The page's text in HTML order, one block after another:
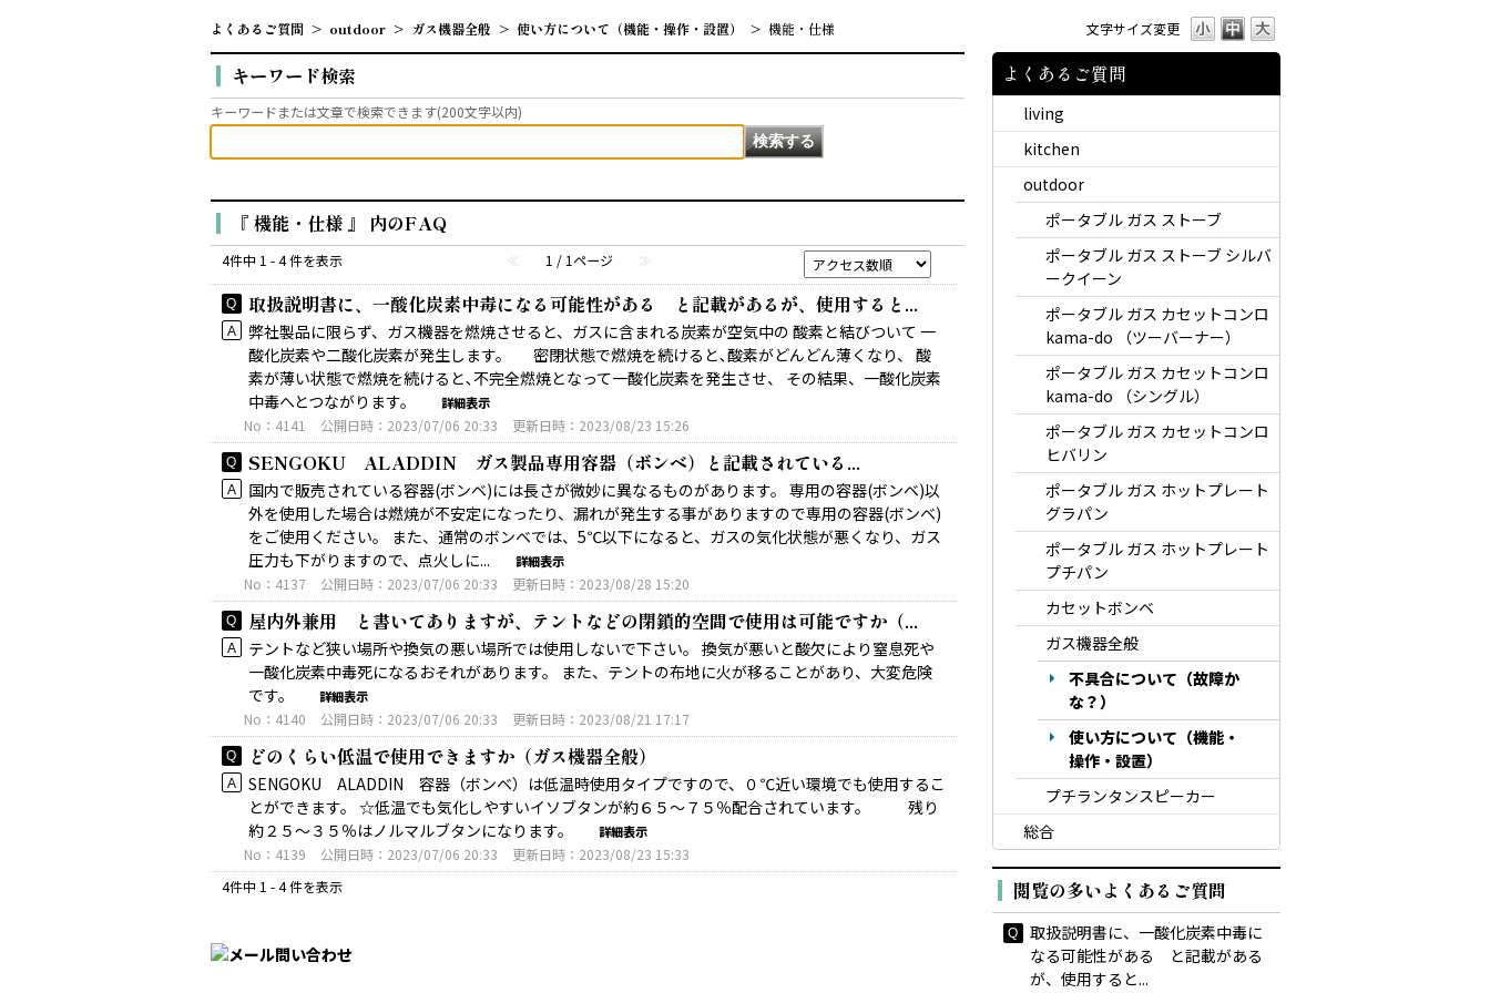
文字サイズ変更
よくあるご質問 > outdoor > ガス機器全般 > 使い方について（機能・操作・設置） > 機能・仕様
よくあるご質問
living
kitchen
outdoor
ポータブル ガス ストーブ
ポータブル ガス ストーブ シルバ
ークイーン
ポータブル ガス カセットコンロ
kama-do （ツーバーナー）
ポータブル ガス カセットコンロ
kama-do （シングル）
ポータブル ガス カセットコンロ
ヒバリン
ポータブル ガス ホットプレート
グラパン
ポータブル ガス ホットプレート
プチパン
カセットボンベ
ガス機器全般
不具合について（故障か
な？）
使い方について（機能・
操作・設置）
プチランタンスピーカー
総合
閲覧の多いよくあるご質問
取扱説明書に、一酸化炭素中毒に
なる可能性がある と記載がある
が、使用すると...
キーワード検索
キーワードまたは文章で検索できます(200文字以内)
『 機能・仕様 』 内のFAQ
4件中 1 - 4 件を表示 ≪ 1 / 1ページ ≫
取扱説明書に、一酸化炭素中毒になる可能性がある と記載があるが、使用すると...
弊社製品に限らず、ガス機器を燃焼させると、ガスに含まれる炭素が空気中の 酸素と結びついて 一
酸化炭素や二酸化炭素が発生します。 密閉状態で燃焼を続けると､酸素がどんどん薄くなり、 酸
素が薄い状態で燃焼を続けると､不完全燃焼となって一酸化炭素を発生させ、 その結果、一酸化炭素
中毒へとつながります。
詳細表示
No：4141 公開日時：2023/07/06 20:33 更新日時：2023/08/23 15:26
SENGOKU ALADDIN ガス製品専用容器（ボンベ）と記載されている...
国内で販売されている容器(ボンベ)には長さが微妙に異なるものがあります。 専用の容器(ボンベ)以
外を使用した場合は燃焼が不安定になったり、漏れが発生する事がありますので専用の容器(ボンベ)
をご使用ください。 また、通常のボンベでは、5℃以下になると、ガスの気化状態が悪くなり、ガス
圧力も下がりますので、点火しに...
詳細表示
No：4137 公開日時：2023/07/06 20:33 更新日時：2023/08/28 15:20
屋内外兼用 と書いてありますが、テントなどの閉鎖的空間で使用は可能ですか（...
テントなど狭い場所や換気の悪い場所では使用しないで下さい。 換気が悪いと酸欠により窒息死や
一酸化炭素中毒死になるおそれがあります。 また、テントの布地に火が移ることがあり、大変危険
です。
詳細表示
No：4140 公開日時：2023/07/06 20:33 更新日時：2023/08/21 17:17
どのくらい低温で使用できますか（ガス機器全般）
SENGOKU ALADDIN 容器（ボンベ）は低温時使用タイプですので、０℃近い環境でも使用するこ
とができます。 ☆低温でも気化しやすいイソブタンが約６５～７５％配合されています。 残り
約２５～３５％はノルマルブタンになります。
詳細表示
No：4139 公開日時：2023/07/06 20:33
更新日時：2023/08/23 15:33
4件中 1 - 4 件を表示